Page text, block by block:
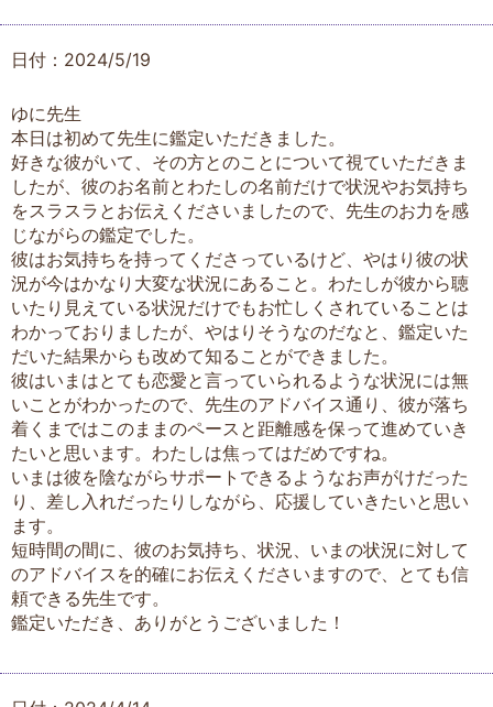
日付：2024/5/19
ゆに先生
本日は初めて先生に鑑定いただきました。
好きな彼がいて、その方とのことについて視ていただきま
したが、彼のお名前とわたしの名前だけで状況やお気持ち
をスラスラとお伝えくださいましたので、先生のお力を感
じながらの鑑定でした。
彼はお気持ちを持ってくださっているけど、やはり彼の状
況が今はかなり大変な状況にあること。わたしが彼から聴
いたり見えている状況だけでもお忙しくされていることは
わかっておりましたが、やはりそうなのだなと、鑑定いた
だいた結果からも改めて知ることができました。
彼はいまはとても恋愛と言っていられるような状況には無
いことがわかったので、先生のアドバイス通り、彼が落ち
着くまではこのままのペースと距離感を保って進めていき
たいと思います。わたしは焦ってはだめですね。
いまは彼を陰ながらサポートできるようなお声がけだった
り、差し入れだったりしながら、応援していきたいと思い
ます。
短時間の間に、彼のお気持ち、状況、いまの状況に対して
のアドバイスを的確にお伝えくださいますので、とても信
頼できる先生です。
鑑定いただき、ありがとうございました！